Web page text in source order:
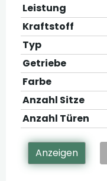
Leistung
Kraftstoff
Typ
Getriebe
Farbe
Anzahl Sitze
Anzahl Türen
Anzeigen